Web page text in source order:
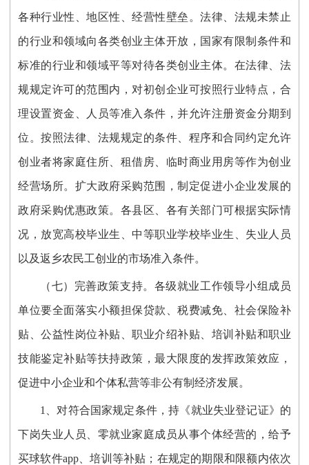
各种行业性、地区性、经营性壁垒。法律、法规未禁止
的行业和领域向各类创业主体开放，国家有限制条件和
标准的行业和领域平等对待各类创业主体。在法律、法
规规定许可的范围内，对初创企业可按照行业特点，合
理设置资金、人员等准入条件，并允许注册资金分期到
位。按照法律、法规规定的条件、程序和合同约定允许
创业者将家庭住所、租借房、临时商业用房等作为创业
经营场所。扩大政府采购范围，制定促进小企业发展的
政府采购优惠政策。各县区、各有关部门可根据实际情
况，放宽高校毕业生、中等职业学校毕业生、失业人员
以及返乡农民工创业的市场准入条件。
（七）完善政策支持。各级就业工作领导小组成员
单位要全面落实小额担保贷款、税费减免、社会保险补
贴、公益性岗位补贴、职业介绍补贴、培训补贴和职业
技能鉴定补贴等扶持政策，最大限度的发挥政策效应，
促进中小企业和个体私营等非公有制经济发展。
1、对符合国家规定条件，持《就业失业登记证》的
下岗失业人员、零就业家庭成员从事个体经营的，给予
买球软件app、培训等补贴；在规定的期限和限额内依次